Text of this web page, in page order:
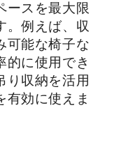
ースを最大限
。例えば、収
可能な椅子な
的に使用でき
り収納を活用
有効に使えま